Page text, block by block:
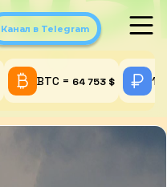
Канал в Telegram
BTC = 64 753 $ 1